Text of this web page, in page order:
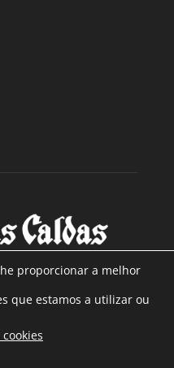
NÓS
e mais de 90 anos de
proporcionar a melhor
que estamos a utilizar ou